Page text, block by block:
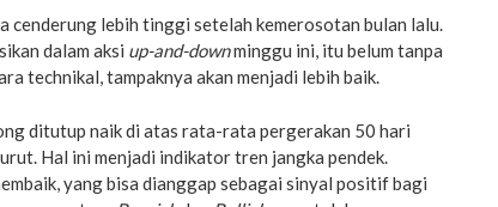
cenderung lebih tinggi setelah kemerosotan bulan lalu.
dalam aksi up-and-downminggu ini, itu belum tanpa
technikal, tampaknya akan menjadi lebih baik.
ditutup naik di atas rata-rata pergerakan 50 hari
Hal ini menjadi indikator tren jangka pendek.
yang bisa dianggap sebagai sinyal positif bagi